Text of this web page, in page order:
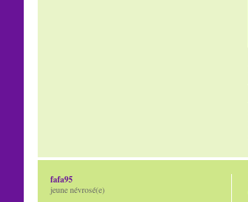
fafa95
jeune névrosé(e)